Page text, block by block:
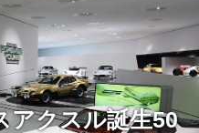
アクスル誕生50